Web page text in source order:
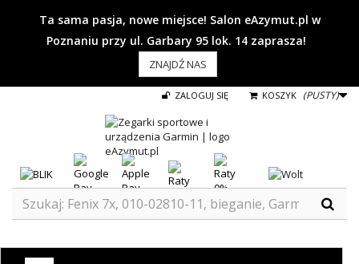
Ta sama pasja, nowe miejsce! Salon eAzymut.pl w
Poznaniu przy ul. Garbary 95 lok. 14 zaprasza!
ZNAJDŹ NAS
KOSZYK (PUSTY)
ZALOGUJ SIĘ